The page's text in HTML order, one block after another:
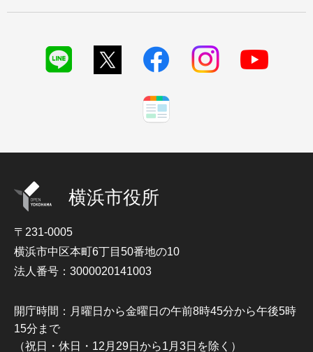
横浜市役所
〒231-0005
横浜市中区本町6丁目50番地の10
法人番号：3000020141003
開庁時間：月曜日から金曜日の午前8時45分から午後5時
15分まで
（祝日・休日・12月29日から1月3日を除く）